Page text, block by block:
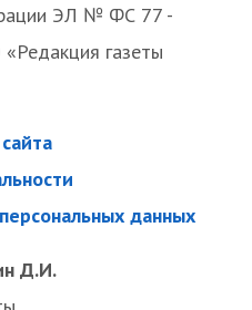
ЭЛ № ФС 77 -
газеты
данных
Д.И.